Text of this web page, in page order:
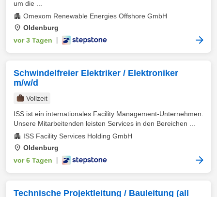
um die ...
Omexom Renewable Energies Offshore GmbH
Oldenburg
vor 3 Tagen
Schwindelfreier Elektriker / Elektroniker
m/w/d
Vollzeit
ISS ist ein internationales Facility Management-Unternehmen:
Unsere Mitarbeitenden leisten Services in den Bereichen ...
ISS Facility Services Holding GmbH
Oldenburg
vor 6 Tagen
Technische Projektleitung / Bauleitung (all